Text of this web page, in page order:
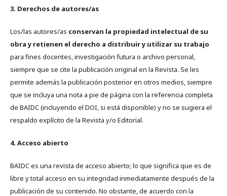
3. Derechos de autores/as
Los/las autores/as conservan la propiedad intelectual de su
obra y retienen el derecho a distribuir y utilizar su trabajo
para fines docentes, investigación futura o archivo personal,
siempre que se cite la publicación original en la Revista. Se les
permite además la publicación posterior en otros medios, siempre
que se incluya una nota a pie de página con la referencia completa
de BAIDC (incluyendo el DOI, si está disponible) y no se sugiera el
respaldo explícito de la Revista y/o Editorial.
4. Acceso abierto
BAIDC es una revista de acceso abierto; lo que significa que es de
libre y total acceso en su integridad inmediatamente después de la
publicación de su contenido. No obstante, de acuerdo con la